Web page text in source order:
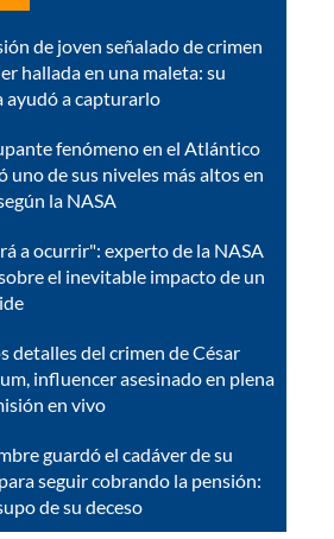
de joven señalado de crimen
hallada en una maleta: su
ayudó a capturarlo
fenómeno en el Atlántico
uno de sus niveles más altos en
la NASA
a ocurrir": experto de la NASA
el inevitable impacto de un
detalles del crimen de César
influencer asesinado en plena
en vivo
guardó el cadáver de su
seguir cobrando la pensión:
de su deceso